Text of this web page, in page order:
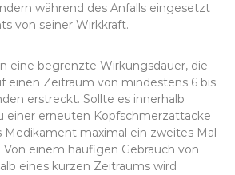
während des Anfalls eingesetzt
von seiner Wirkkraft.
eine begrenzte Wirkungsdauer, die
einen Zeitraum von mindestens 6 bis
erstreckt. Sollte es innerhalb
einer erneuten Kopfschmerzattacke
Medikament maximal ein zweites Mal
einem häufigen Gebrauch von
eines kurzen Zeitraums wird